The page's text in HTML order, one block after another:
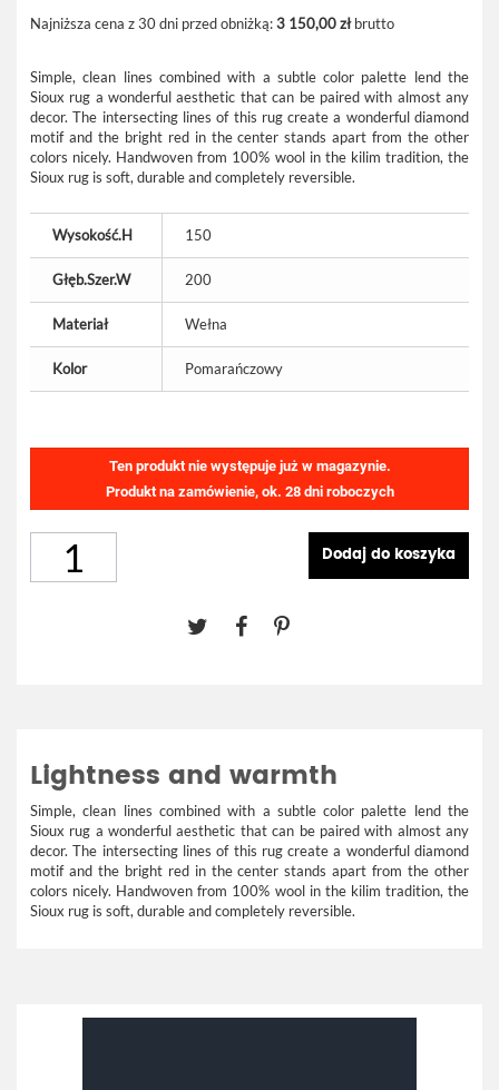
Najniższa cena z 30 dni przed obniżką:3 150,00 złbrutto
Simple, clean lines combined with a subtle color palette lend the
Sioux rug a wonderful aesthetic that can be paired with almost any
decor. The intersecting lines of this rug create a wonderful diamond
motif and the bright red in the center stands apart from the other
colors nicely. Handwoven from 100% wool in the kilim tradition, the
Sioux rug is soft, durable and completely reversible.
Wysokość.H 150
Głęb.Szer.W 200
Materiał Wełna
Kolor Pomarańczowy
Ten produkt nie występuje już w magazynie.
Produkt na zamówienie, ok. 28 dni roboczych
Dodaj do koszyka
Lightness and warmth
Simple, clean lines combined with a subtle color palette lend the
Sioux rug a wonderful aesthetic that can be paired with almost any
decor. The intersecting lines of this rug create a wonderful diamond
motif and the bright red in the center stands apart from the other
colors nicely. Handwoven from 100% wool in the kilim tradition, the
Sioux rug is soft, durable and completely reversible.